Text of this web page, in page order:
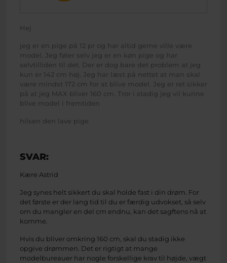
Hej
jeg er en pige på 12 pr og har altid gerne ville være
model. Jeg føler selv jeg er en køn pige og har
selvtilliden til det. Der er dog bare det problem at jeg
kun er 142 cm høj. Jeg har læst på nettet at man skal
være mindst 172 cm for at blive model. Jeg er ret sikker
på at jeg MAX bliver 160 cm. Tror i stadig jeg vil kunne
blive model i fremtiden
hilsen den lave pige
SVAR:
Kære Astrid
Jeg synes helt sikkert du skal holde fast i din drøm. For
det første er der lang tid til du er færdig udvokset, så selv
om du mangler en del cm endnu, kan det sagftens nå at
komme.
Hvis du bliver omkring 160 cm, skal du stadig ikke
opgive drømmen. Det er rigtigt at mange
modelbureauer har nogle forskellige krav til højde, vægt